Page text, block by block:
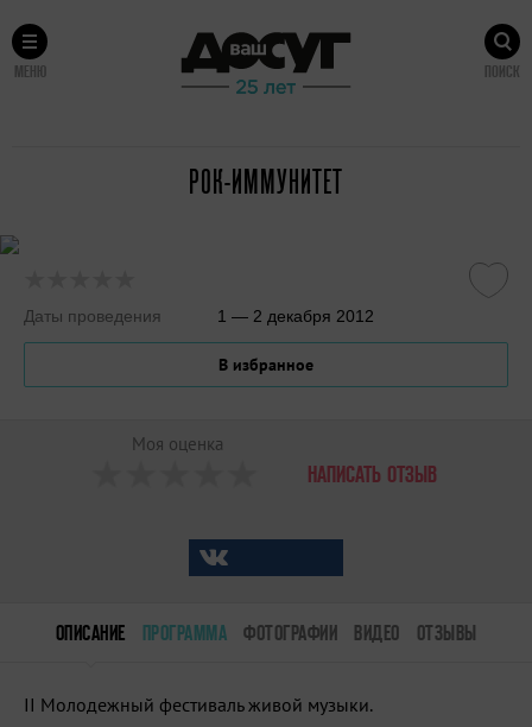
МЕНЮ ПОИСК
РОК-ИММУНИТЕТ
Даты проведения 1 — 2 декабря 2012
В избранное
Моя оценка
НАПИСАТЬ ОТЗЫВ
ОПИСАНИЕ ПРОГРАММА ФОТОГРАФИИ ВИДЕО ОТЗЫВЫ
II Молодежный фестиваль живой музыки.